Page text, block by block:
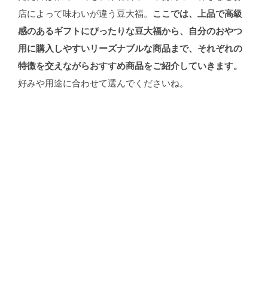
店によって味わいが違う豆大福。 ここでは、上品で高級
感のあるギフトにぴったりな豆大福から、自分のおやつ
用に購入しやすいリーズナブルな商品まで、それぞれの
特徴を交えながらおすすめ商品をご紹介していきます。
好みや用途に合わせて選んでくださいね。